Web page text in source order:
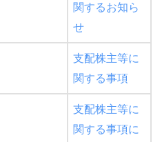
関するお知ら
せ
支配株主等に
関する事項
支配株主等に
関する事項に